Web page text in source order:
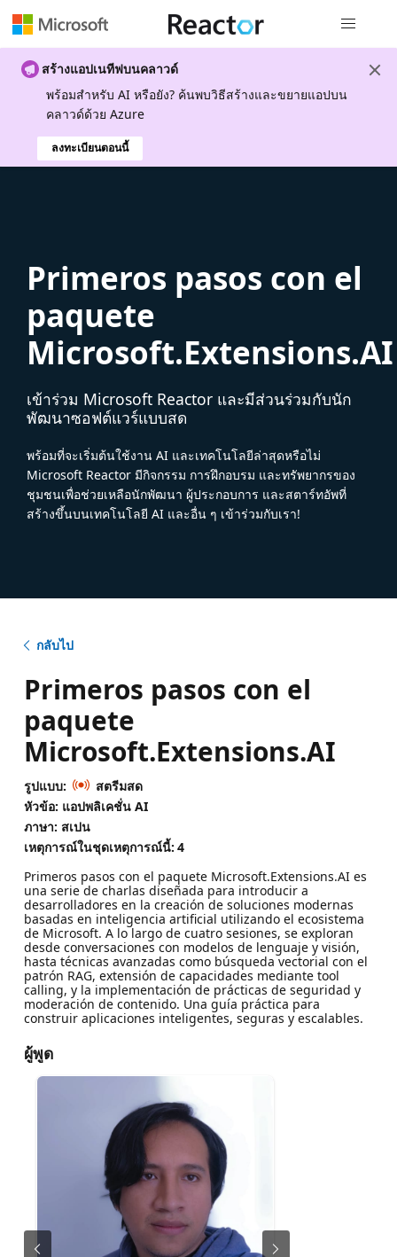
สร้างแอปเนทีฟบนคลาวด์
พร้อมสําหรับ AI หรือยัง? ค้นพบวิธีสร้างและขยายแอปบน
คลาวด์ด้วย Azure
ลงทะเบียนตอนนี้
Primeros pasos con el
paquete
Microsoft.Extensions.AI
เข้าร่วม Microsoft Reactor และมีส่วนร่วมกับนัก
พัฒนาซอฟต์แวร์แบบสด
พร้อมที่จะเริ่มต้นใช้งาน AI และเทคโนโลยีล่าสุดหรือไม่
Microsoft Reactor มีกิจกรรม การฝึกอบรม และทรัพยากรของ
ชุมชนเพื่อช่วยเหลือนักพัฒนา ผู้ประกอบการ และสตาร์ทอัพที่
สร้างขึ้นบนเทคโนโลยี AI และอื่น ๆ เข้าร่วมกับเรา!
กลับไป
Primeros pasos con el
paquete
Microsoft.Extensions.AI
รูปแบบ:
สตรีมสด
หัวข้อ: แอปพลิเคชั่น AI
ภาษา: สเปน
เหตุการณ์ในชุดเหตุการณ์นี้: 4
Primeros pasos con el paquete Microsoft.Extensions.AI es
una serie de charlas diseñada para introducir a
desarrolladores en la creación de soluciones modernas
basadas en inteligencia artificial utilizando el ecosistema
de Microsoft. A lo largo de cuatro sesiones, se exploran
desde conversaciones con modelos de lenguaje y visión,
hasta técnicas avanzadas como búsqueda vectorial con el
patrón RAG, extensión de capacidades mediante tool
calling, y la implementación de prácticas de seguridad y
moderación de contenido. Una guía práctica para
construir aplicaciones inteligentes, seguras y escalables.
ผู้พูด